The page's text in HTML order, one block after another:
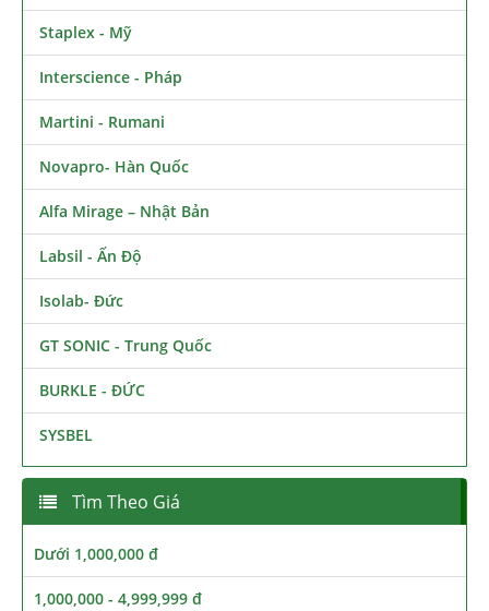
Staplex - Mỹ
Interscience - Pháp
Martini - Rumani
Novapro- Hàn Quốc
Alfa Mirage – Nhật Bản
Labsil - Ấn Độ
Isolab- Đức
GT SONIC - Trung Quốc
BURKLE - ĐỨC
SYSBEL
Tìm Theo Giá
Dưới 1,000,000 đ
1,000,000 - 4,999,999 đ